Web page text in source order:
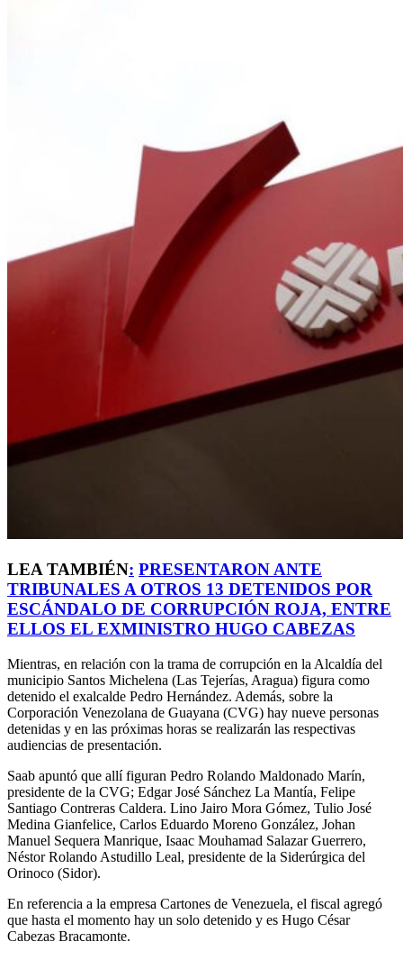
LEA TAMBIÉN: PRESENTARON ANTE
TRIBUNALES A OTROS 13 DETENIDOS POR
ESCÁNDALO DE CORRUPCIÓN ROJA, ENTRE
ELLOS EL EXMINISTRO HUGO CABEZAS
Mientras, en relación con la trama de corrupción en la Alcaldía del
municipio Santos Michelena (Las Tejerías, Aragua) figura como
detenido el exalcalde Pedro Hernández. Además, sobre la
Corporación Venezolana de Guayana (CVG) hay nueve personas
detenidas y en las próximas horas se realizarán las respectivas
audiencias de presentación.
Saab apuntó que allí figuran Pedro Rolando Maldonado Marín,
presidente de la CVG; Edgar José Sánchez La Mantía, Felipe
Santiago Contreras Caldera. Lino Jairo Mora Gómez, Tulio José
Medina Gianfelice, Carlos Eduardo Moreno González, Johan
Manuel Sequera Manrique, Isaac Mouhamad Salazar Guerrero,
Néstor Rolando Astudillo Leal, presidente de la Siderúrgica del
Orinoco (Sidor).
En referencia a la empresa Cartones de Venezuela, el fiscal agregó
que hasta el momento hay un solo detenido y es Hugo César
Cabezas Bracamonte.